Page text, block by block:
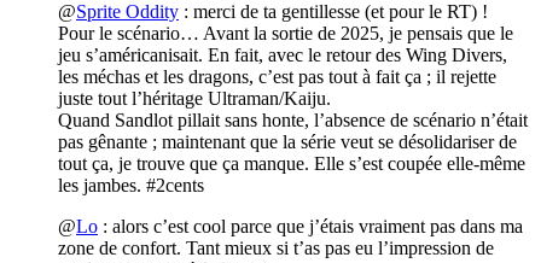
@Sprite Oddity : merci de ta gentillesse (et pour le RT) !
Pour le scénario… Avant la sortie de 2025, je pensais que le
jeu s’américanisait. En fait, avec le retour des Wing Divers,
les méchas et les dragons, c’est pas tout à fait ça ; il rejette
juste tout l’héritage Ultraman/Kaiju.
Quand Sandlot pillait sans honte, l’absence de scénario n’était
pas gênante ; maintenant que la série veut se désolidariser de
tout ça, je trouve que ça manque. Elle s’est coupée elle-même
les jambes. #2cents
@Lo : alors c’est cool parce que j’étais vraiment pas dans ma
zone de confort. Tant mieux si t’as pas eu l’impression de